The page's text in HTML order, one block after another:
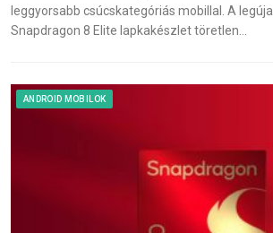
leggyorsabb csúcskategóriás mobillal. A
Snapdragon 8 Elite lapkakészlet töretlen…
ANDROID MOBILOK